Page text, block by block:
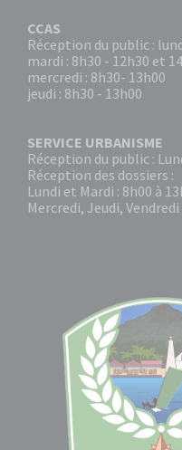
CCAS
Réception du public :
mardi : 8h30 - 12h30 et
mercredi : 8h30- 13h00
jeudi : 8h30 - 13h00
SERVICE URBANISME
Réception du public :
Réception des dossiers :
Lundi et Mardi : 8h00 à
Mercredi, Jeudi, Vendredi